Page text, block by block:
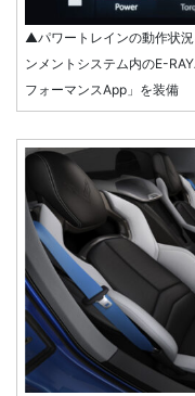
▲パワートレインの動作状
ンメントシステム内のE-
フォーマンスApp」を装備